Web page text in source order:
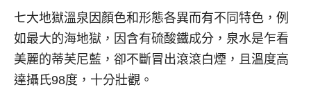
七大地獄溫泉因顏色和形態各異而有不同特色，例
如最大的海地獄，因含有硫酸鐵成分，泉水是乍看
美麗的蒂芙尼藍，卻不斷冒出滾滾白煙，且溫度高
達攝氏98度，十分壯觀。